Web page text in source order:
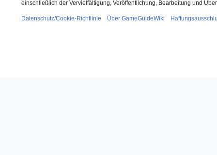
einschließlich der Vervielfältigung, Veröffentlichung, Bearbeitung und
Datenschutz/Cookie-Richtlinie Über GameGuideWiki